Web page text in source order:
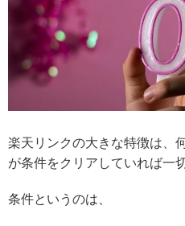
楽天リンクの大きな特徴は、
が条件をクリアしていれば一
条件というのは、